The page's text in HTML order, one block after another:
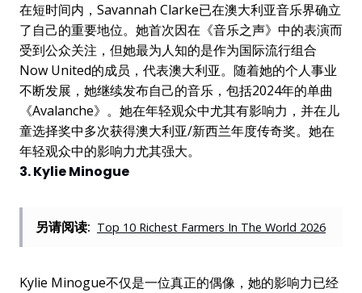
在短时间内，Savannah Clarke已在澳大利亚音乐界确立
了自己的重要地位。她首次因在《音乐之声》中的表演而
受到公众关注，但她最为人知的是作为国际流行组合
Now United的成员，代表澳大利亚。随着她的个人事业
不断发展，她继续发布自己的音乐，包括2024年的单曲
《Avalanche》。她在年轻观众中尤其有影响力，并在儿
童选择奖中多次获得澳大利亚/新西兰年度传奇奖。她在
年轻观众中的影响力尤其强大。
3. Kylie Minogue
另请阅读: Top 10 Richest Farmers In The World 2026
Kylie Minogue不仅是一位真正的偶像，她的影响力已经